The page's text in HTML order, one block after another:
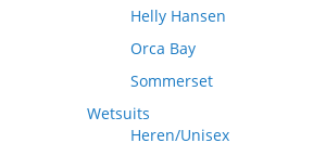
Helly Hansen
Orca Bay
Sommerset
Wetsuits
Heren/Unisex